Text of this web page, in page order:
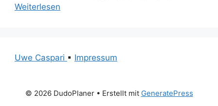
Weiterlesen
Uwe Caspari ▪ Impressum
© 2026 DudoPlaner• Erstellt mit GeneratePress